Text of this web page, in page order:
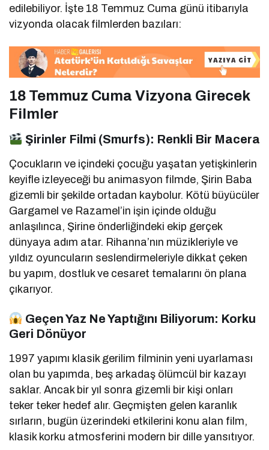
edilebiliyor. İşte 18 Temmuz Cuma günü itibarıyla
vizyonda olacak filmlerden bazıları:
18 Temmuz Cuma Vizyona Girecek
Filmler
Şirinler Filmi (Smurfs): Renkli Bir Macera
Çocukların ve içindeki çocuğu yaşatan yetişkinlerin
keyifle izleyeceği bu animasyon filmde, Şirin Baba
gizemli bir şekilde ortadan kaybolur. Kötü büyücüler
Gargamel ve Razamel’in işin içinde olduğu
anlaşılınca, Şirine önderliğindeki ekip gerçek
dünyaya adım atar. Rihanna’nın müzikleriyle ve
yıldız oyuncuların seslendirmeleriyle dikkat çeken
bu yapım, dostluk ve cesaret temalarını ön plana
çıkarıyor.
Geçen Yaz Ne Yaptığını Biliyorum: Korku
Geri Dönüyor
1997 yapımı klasik gerilim filminin yeni uyarlaması
olan bu yapımda, beş arkadaş ölümcül bir kazayı
saklar. Ancak bir yıl sonra gizemli bir kişi onları
teker teker hedef alır. Geçmişten gelen karanlık
sırların, bugün üzerindeki etkilerini konu alan film,
klasik korku atmosferini modern bir dille yansıtıyor.